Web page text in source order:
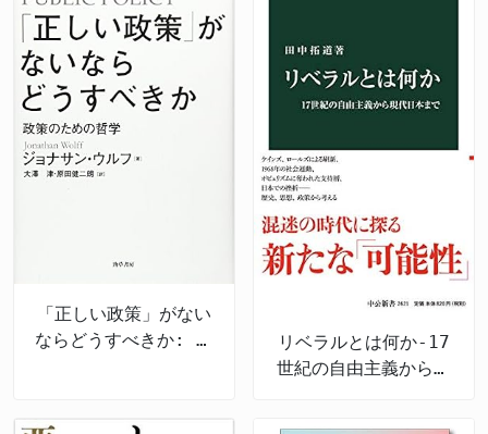
「正しい政策」がない
ならどうすべきか: 政
リベラルとは何か-17
世紀の自由主義から現